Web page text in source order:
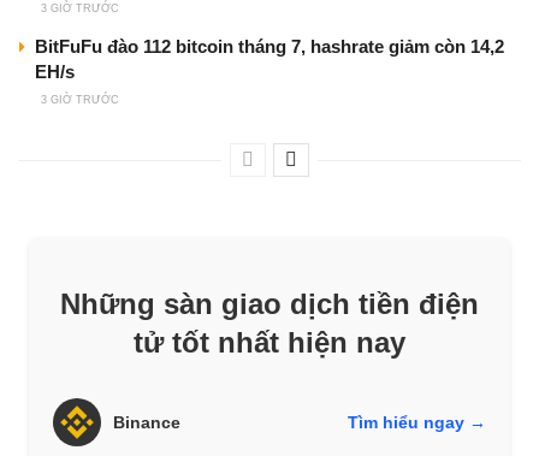
3 GIỜ TRƯỚC
BitFuFu đào 112 bitcoin tháng 7, hashrate giảm còn 14,2
EH/s
3 GIỜ TRƯỚC
Những sàn giao dịch tiền điện
tử tốt nhất hiện nay
Binance Tìm hiểu ngay →